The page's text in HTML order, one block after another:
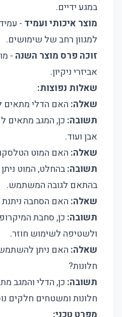
במגע ידיים.
מוצר איכותי ועמיד -
למגוון רחב של שימושים.
זוכה פרס מוצר השנה -
אביזרי ניקיון.
שאלות נפוצות:
שאלה: האם הדלי מתאים
תשובה: כן, המגב מתאים
אבן ועוד.
שאלה: האם המוט
תשובה:בהחלט, המוט
בהתאם לגובה המשתמש.
שאלה: האם הסחבה
תשובה: כן, סחבת
ולשטיפה לשימוש חוזר.
שאלה: האם ניתן להשתמש
חלונות?
תשובה: כן, הדלי והמגב
חלונות ומשטחים חלקים